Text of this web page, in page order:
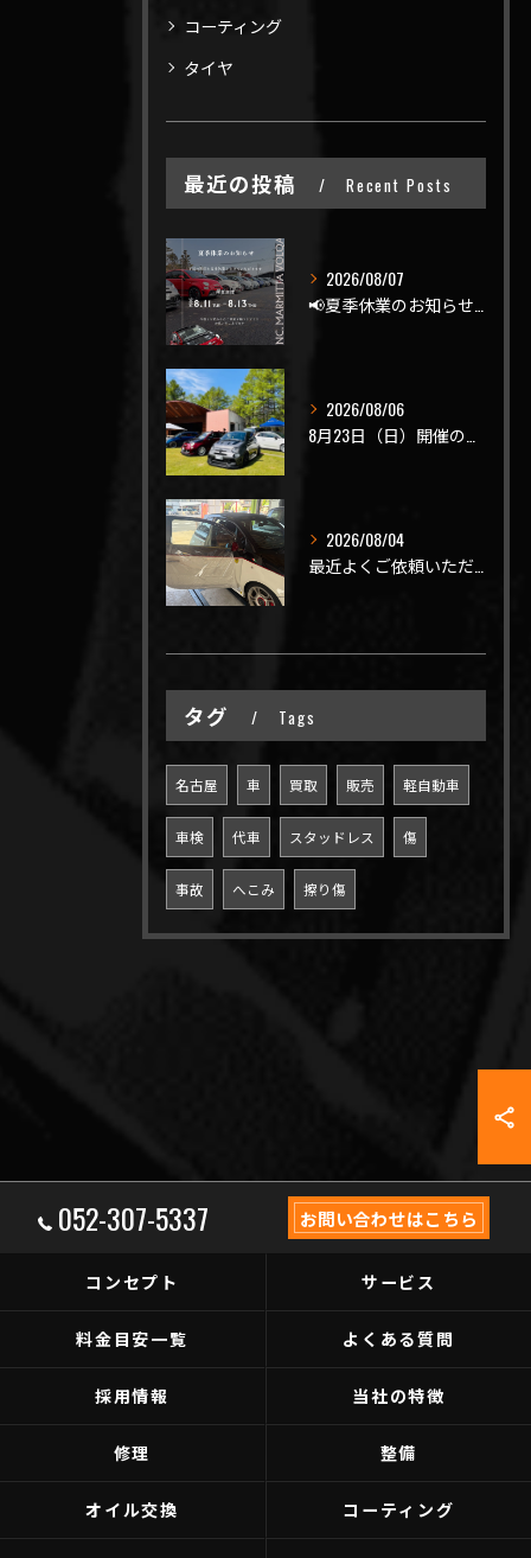
コーティング
タイヤ
最近の投稿 Recent Posts
2026/08/07
2026/08/06
2026/08/04
タグ Tags
名古屋 車 買取 販売 軽自動車
車検 代車 スタッドレス 傷
事故 へこみ 擦り傷
052-307-5337 お問い合わせはこちら
コンセプト サービス
料金目安一覧 よくある質問
採用情報 当社の特徴
修理 整備
オイル交換 コーティング